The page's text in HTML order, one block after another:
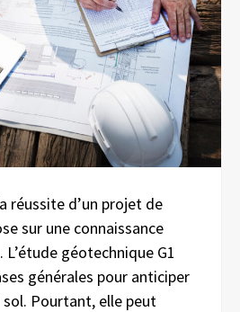
réussite d’un projet de
sur une connaissance
géotechnique G1
générales pour anticiper
sol. Pourtant, elle peut